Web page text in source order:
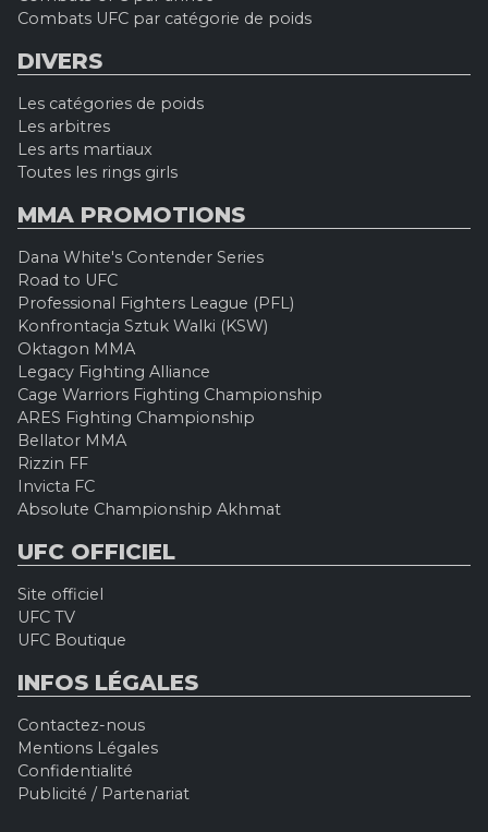
Combats UFC par catégorie de poids
DIVERS
Les catégories de poids
Les arbitres
Les arts martiaux
Toutes les rings girls
MMA PROMOTIONS
Dana White's Contender Series
Road to UFC
Professional Fighters League (PFL)
Konfrontacja Sztuk Walki (KSW)
Oktagon MMA
Legacy Fighting Alliance
Cage Warriors Fighting Championship
ARES Fighting Championship
Bellator MMA
Rizzin FF
Invicta FC
Absolute Championship Akhmat
UFC OFFICIEL
Site officiel
UFC TV
UFC Boutique
INFOS LÉGALES
Contactez-nous
Mentions Légales
Confidentialité
Publicité / Partenariat